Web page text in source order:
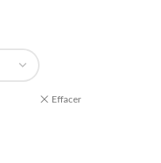
Effacer